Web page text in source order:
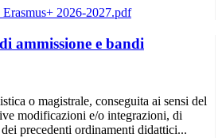
ammissione e bandi
o magistrale, conseguita ai sensi del
modificazioni e/o integrazioni, di
precedenti ordinamenti didattici...